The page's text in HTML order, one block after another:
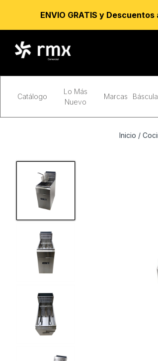
Catálogo
Lo Más
Nuevo
Marcas
Inicio /
ENVIO GRATIS y